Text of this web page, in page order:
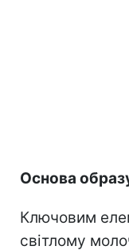
Основа
Ключовим
світлому